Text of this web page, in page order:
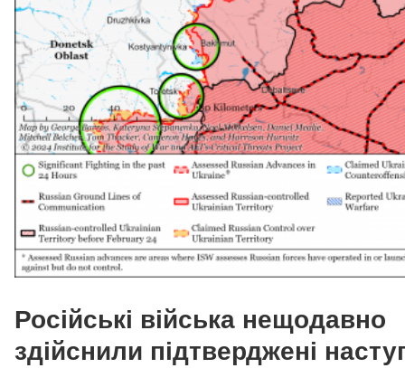
Російські війська нещодавно
здійснили підтверджені